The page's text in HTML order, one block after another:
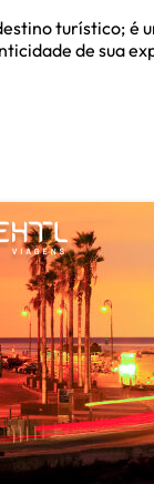
turístico;
de sua